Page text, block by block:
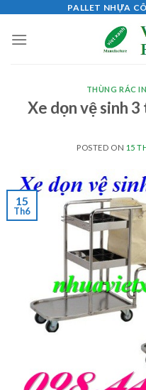
content
PALLET NHỰA
THÙNG RÁC
Xe dọn vệ sinh
POSTED ON 15
15
Th6